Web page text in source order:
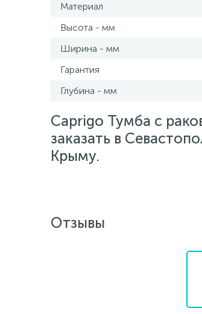
Материал
Высота - мм
Ширина - мм
Гарантия
Глубина - мм
Caprigo Тумба с
заказать в
Крыму.
Отзывы